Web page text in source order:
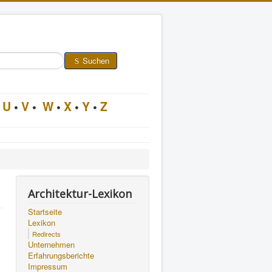
Suchen
U • V • W • X • Y • Z
Architektur-Lexikon
Startseite
Lexikon
Redirects
Unternehmen
Erfahrungsberichte
Impressum